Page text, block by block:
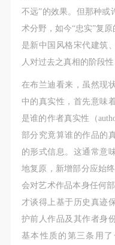
不远”的效果。但那种或
术分野，如今“忠实”复
是新中国风格宋代建筑
人对过去之真相的阶段
在布兰迪看来，虽然现
中的真实性，首先意味
是谁的作者真实性（
部分究竟算谁的作品的
的形式信息。这通常意
地复原，新增部分应始
会对艺术作品本身任何
才谈得上基于历史真迹
护前人作品及其作者身
基本性质的第三条用了